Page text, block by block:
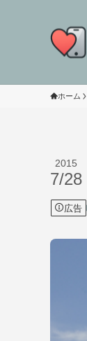
ホーム
2015
7/28
広告